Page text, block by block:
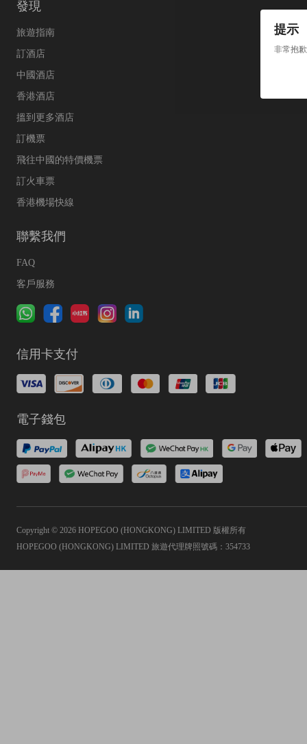
提示
非常抱
發現
旅遊指南
訂酒店
中國酒店
香港酒店
搵到更多酒店
訂機票
飛往中國的特價機票
訂火車票
香港機場快線
聯繫我們
FAQ
客戶服務
信用卡支付
電子錢包
Copyright © 2026 HOPEGOO (HONGKONG) LIMITED 版權所有
HOPEGOO (HONGKONG) LIMITED 旅遊代理牌照號碼：354733